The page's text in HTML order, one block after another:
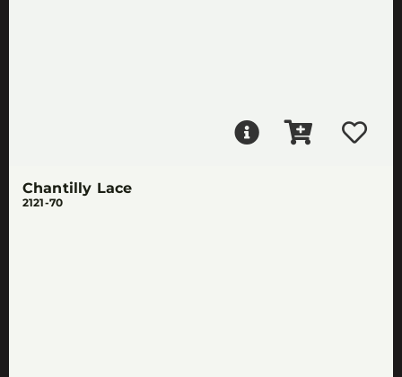
Chantilly Lace
2121-70